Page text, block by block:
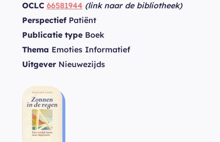
OCLC 66581944 (link naar de bibliotheek)
PerspectiefPatiënt
Publicatie type Boek
Thema Emoties Informatief
Uitgever Nieuwezijds